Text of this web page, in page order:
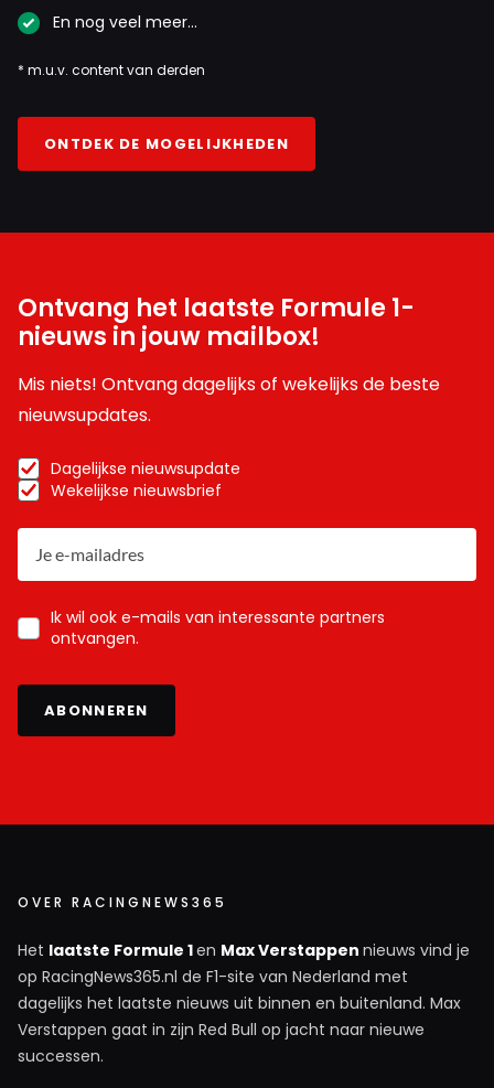
En nog veel meer…
* m.u.v. content van derden
ONTDEK DE MOGELIJKHEDEN
Ontvang het laatste Formule 1-
nieuws in jouw mailbox!
Mis niets! Ontvang dagelijks of wekelijks de beste
nieuwsupdates.
Dagelijkse nieuwsupdate
Wekelijkse nieuwsbrief
Ik wil ook e-mails van interessante partners
ontvangen.
ABONNEREN
OVER RACINGNEWS365
Het laatste Formule 1en Max Verstappen nieuws vind je
op RacingNews365.nl de F1-site van Nederland met
dagelijks het laatste nieuws uit binnen en buitenland. Max
Verstappen gaat in zijn Red Bull op jacht naar nieuwe
successen.